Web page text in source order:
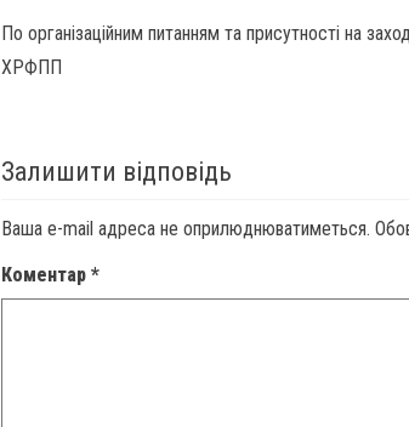
По організаційним питанням та присутності на
ХРФПП
Залишити відповідь
Ваша e-mail адреса не оприлюднюватиметься.
Коментар*